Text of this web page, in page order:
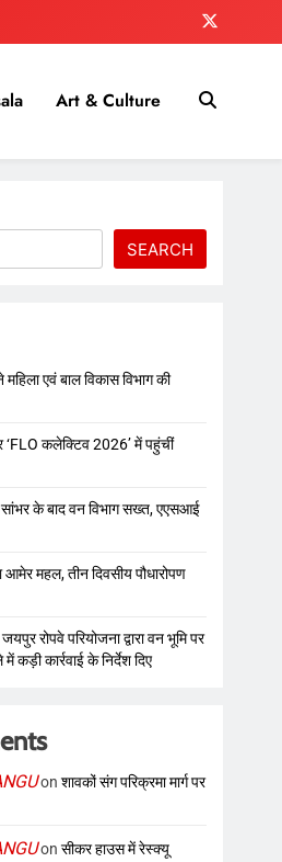
Art & Culture
SEARCH
एवं बाल विकास विभाग की
‘FLO कलेक्टिव 2026’ में पहुंचीं
के बाद वन विभाग सख्त, एएसआई
आमेर महल, तीन दिवसीय पौधारोपण
रोपवे परियोजना द्वारा वन भूमि पर
कार्रवाई के निर्देश दिए
onशावकों संग परिक्रमा मार्ग पर
onसीकर हाउस में रेस्क्यू